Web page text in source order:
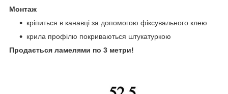
Монтаж
кріпиться в канавці за допомогою фіксувального клею
крила профілю покриваються штукатуркою
Продається ламелями по 3 метри!